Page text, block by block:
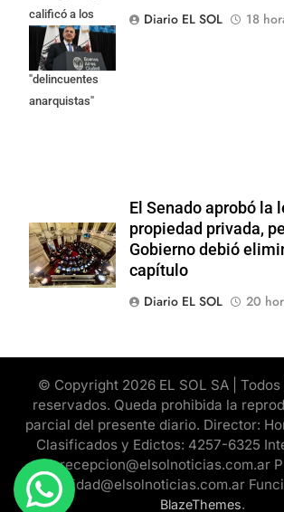
calificó a los
responsables
como
"delincuentes
anarquistas"
Diario EL SOL
18
El Senado aprobó la
propiedad privada,
Gobierno debió
capítulo
Diario EL SOL
20
© Copyright 2026 EL SOL SA |
reservados. Queda prohibida la
parcial del presente diario. Director:
Clasificados y Edictos: 4257-6325
recepcion@elsolnoticias.com.ar
publicidad@elsolnoticias.com.ar
BlazeThemes.